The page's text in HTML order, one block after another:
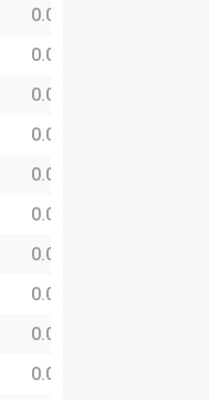
0.00
0.00
0.00
0.00
0.00
0.00
0.00
0.00
0.00
0.00